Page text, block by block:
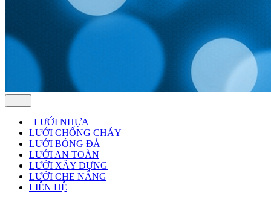
LƯỚI NHỰA
LƯỚI CHỐNG CHÁY
LƯỚI BÓNG ĐÁ
LƯỚI AN TOÀN
LƯỚI XÂY DỰNG
LƯỚI CHE NẮNG
LIÊN HỆ